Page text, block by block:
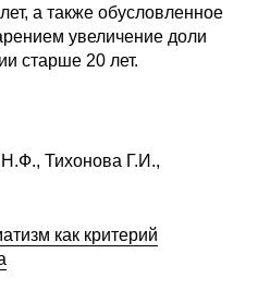
а также обусловленное
увеличение доли
старше 20 лет.
Тихонова Г.И.,
как критерий